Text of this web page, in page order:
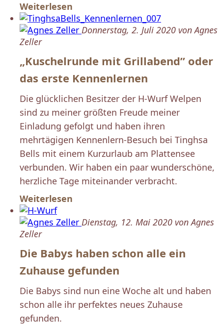
Weiterlesen
Donnerstag, 2. Juli 2020 von Agnes
Zeller
„Kuschelrunde mit Grillabend” oder
das erste Kennenlernen
Die glücklichen Besitzer der H-Wurf Welpen
sind zu meiner größten Freude meiner
Einladung gefolgt und haben ihren
mehrtägigen Kennenlern-Besuch bei Tinghsa
Bells mit einem Kurzurlaub am Plattensee
verbunden. Wir haben ein paar wunderschöne,
herzliche Tage miteinander verbracht.
Weiterlesen
Dienstag, 12. Mai 2020 von Agnes
Zeller
Die Babys haben schon alle ein
Zuhause gefunden
Die Babys sind nun eine Woche alt und haben
schon alle ihr perfektes neues Zuhause
gefunden.